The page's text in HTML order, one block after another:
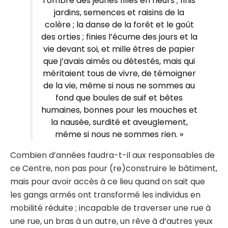
jardins, semences et raisins de la
colère ; la danse de la forêt et le goût
des orties ; finies l’écume des jours et la
vie devant soi, et mille êtres de papier
que j’avais aimés ou détestés, mais qui
méritaient tous de vivre, de témoigner
de la vie, même si nous ne sommes au
fond que boules de suif et bêtes
humaines, bonnes pour les mouches et
la nausée, surdité et aveuglement,
même si nous ne sommes rien. »
Combien d’années faudra-t-il aux responsables de
ce Centre, non pas pour (re)construire le bâtiment,
mais pour avoir accès à ce lieu quand on sait que
les gangs armés ont transformé les individus en
mobilité réduite ; incapable de traverser une rue à
une rue, un bras à un autre, un rêve à d’autres yeux